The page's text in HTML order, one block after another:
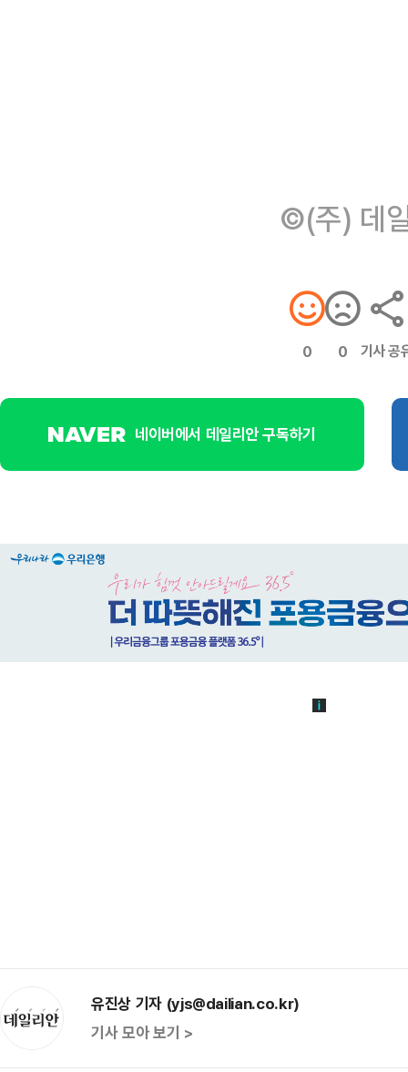
©(주) 데
0 0 기사 공
네이버에서 데일리안 구독하기
유진상 기자 (yjs@dailian.co.kr)
기사 모아 보기 >